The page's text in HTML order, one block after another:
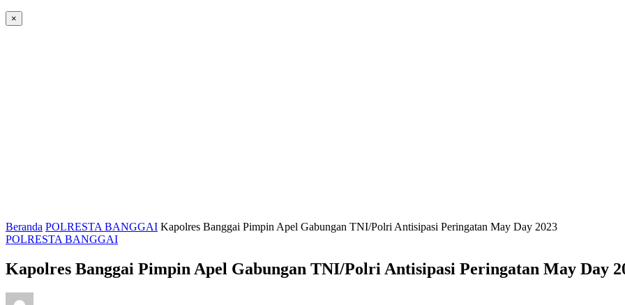
×
Beranda POLRESTA BANGGAI Kapolres Banggai Pimpin Apel Gabungan TNI/Polri Antisipasi Peringatan May Day 2023
POLRESTA BANGGAI
Kapolres Banggai Pimpin Apel Gabungan TNI/Polri Antisipasi Peringatan May Day